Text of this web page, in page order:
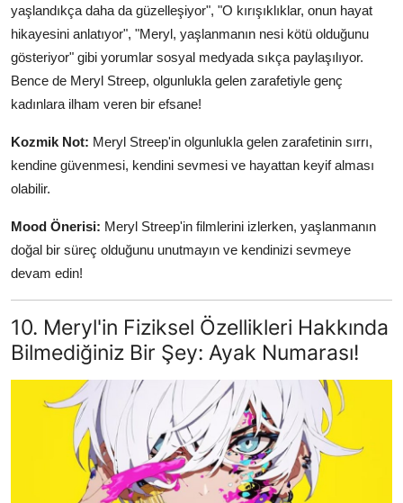
yaşlandıkça daha da güzelleşiyor", "O kırışıklıklar, onun hayat
hikayesini anlatıyor", "Meryl, yaşlanmanın nesi kötü olduğunu
gösteriyor" gibi yorumlar sosyal medyada sıkça paylaşılıyor.
Bence de Meryl Streep, olgunlukla gelen zarafetiyle genç
kadınlara ilham veren bir efsane!
Kozmik Not: Meryl Streep'in olgunlukla gelen zarafetinin sırrı,
kendine güvenmesi, kendini sevmesi ve hayattan keyif alması
olabilir.
Mood Önerisi: Meryl Streep'in filmlerini izlerken, yaşlanmanın
doğal bir süreç olduğunu unutmayın ve kendinizi sevmeye
devam edin!
10. Meryl'in Fiziksel Özellikleri Hakkında
Bilmediğiniz Bir Şey: Ayak Numarası!